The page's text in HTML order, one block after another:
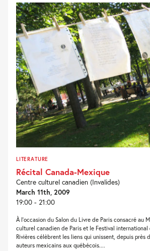
LITERATURE
Récital Canada-Mexique
Centre culturel canadien (Invalides)
March 11th, 2009
19:00 - 21:00
À l’occasion du Salon du Livre de Paris consacré au
culturel canadien de Paris et le Festival international
Rivières célèbrent les liens qui unissent, depuis près
auteurs mexicains aux québécois....